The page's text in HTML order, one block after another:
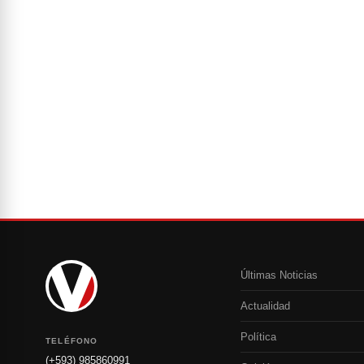
TELÉFONO
(+593) 985860991
Últimas Noticias
Actualidad
Política